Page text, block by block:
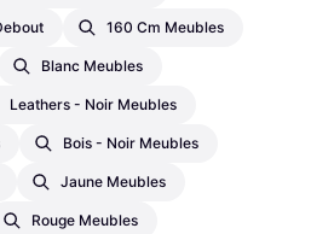
160 Cm Meubles
Blanc Meubles
Leathers - Noir Meubles
Bois - Noir Meubles
Jaune Meubles
Rouge Meubles